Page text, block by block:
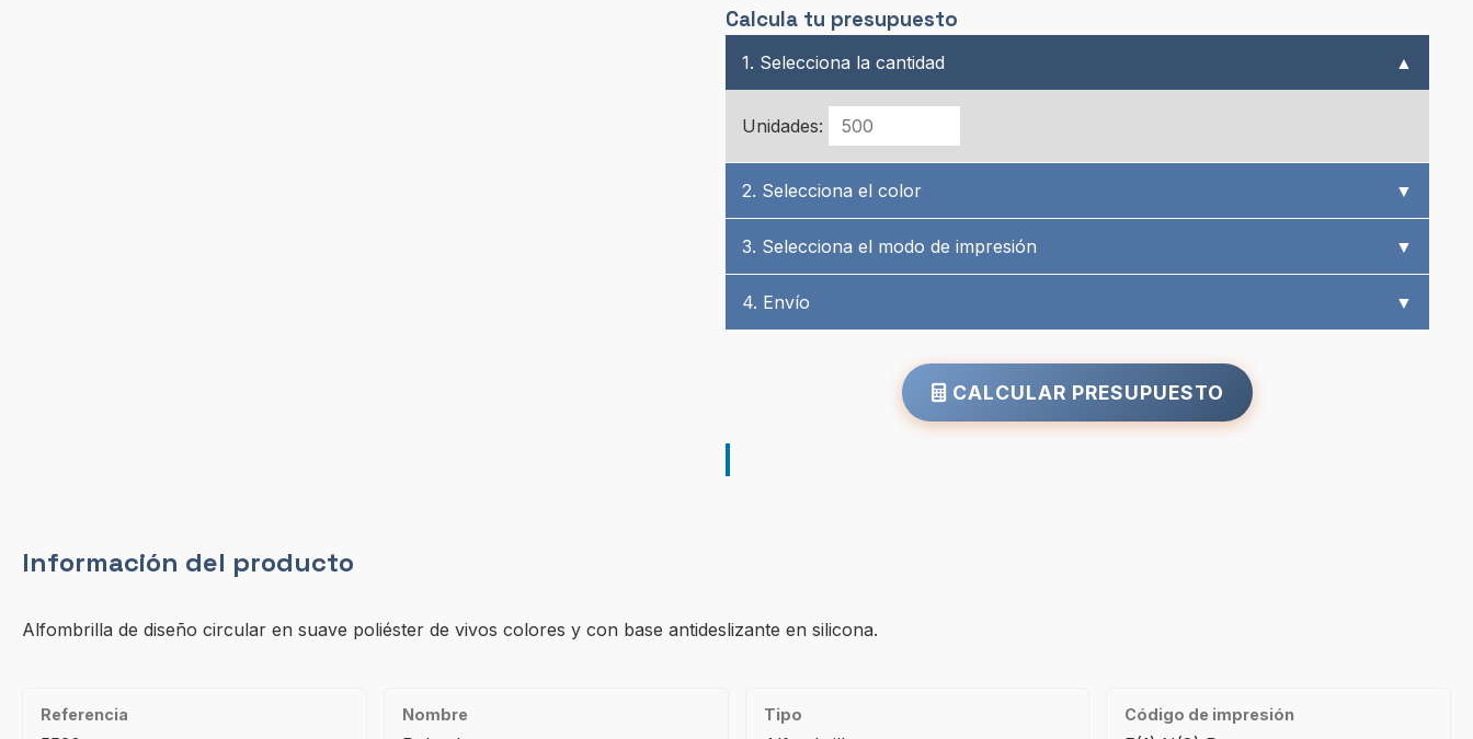
Calcula tu presupuesto
1. Selecciona la cantidad ▲
Unidades:
2. Selecciona el color ▼
3. Selecciona el modo de impresión ▼
4. Envío ▼
CALCULAR PRESUPUESTO
Información del producto
Alfombrilla de diseño circular en suave poliéster de vivos colores y con base antideslizante en silicona.
Referencia Nombre Tipo Código de impresión